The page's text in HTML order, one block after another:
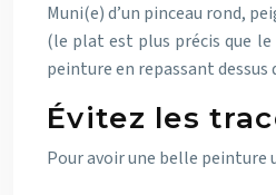
Muni(e) d’un pinceau rond,
(le plat est plus précis que le
peinture en repassant dessus
Évitez les
Pour avoir une belle peinture